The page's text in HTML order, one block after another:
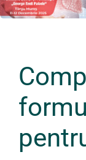
Postere / Rezumate